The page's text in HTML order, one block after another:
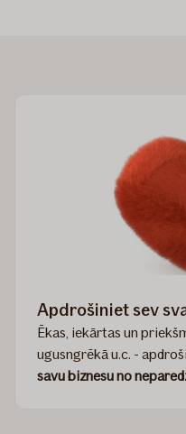
Apdrošiniet sev
Ēkas, iekārtas un
ugusngrēkā u.c. -
savu biznesu no